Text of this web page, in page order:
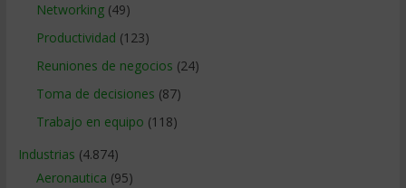
Networking(49)
Productividad (123)
Reuniones de negocios (24)
Toma de decisiones (87)
Trabajo en equipo (118)
Industrias (4.874)
Aeronautica (95)